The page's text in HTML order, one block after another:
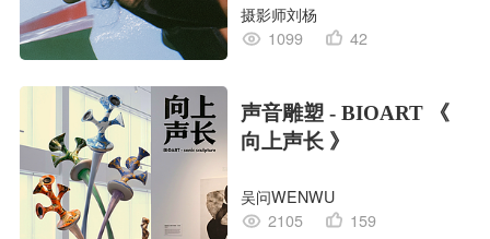
摄影师刘杨
1099
42
声音雕塑 - BIOART 《
向上声长 》
吴问WENWU
2105
159